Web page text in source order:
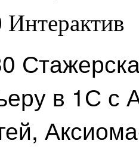
в 1С с